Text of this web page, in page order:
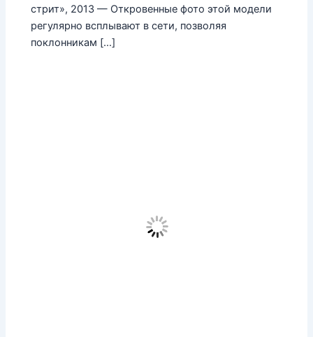
стрит», 2013 — Откровенные фото этой модели
регулярно всплывают в сети, позволяя
поклонникам […]